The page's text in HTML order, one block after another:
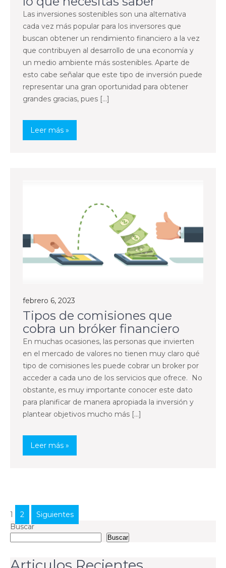
Las inversiones sostenibles son una alternativa
cada vez más popular para los inversores que
buscan obtener un rendimiento financiero a la vez
que contribuyen al desarrollo de una economía y
un medio ambiente más sostenibles. Aparte de
esto cabe señalar que este tipo de inversión puede
representar una gran oportunidad para obtener
grandes gracias, pues […]
Leer más »
febrero 6, 2023
Tipos de comisiones que
cobra un bróker financiero
En muchas ocasiones, las personas que invierten
en el mercado de valores no tienen muy claro qué
tipo de comisiones les puede cobrar un broker por
acceder a cada uno de los servicios que ofrece. No
obstante, es muy importante conocer este dato
para planificar de manera apropiada la inversión y
plantear objetivos mucho más […]
Leer más »
Paginación
de
entradas
1 2
Siguientes
Buscar
Buscar